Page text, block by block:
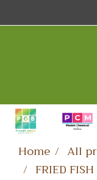
Home All
FRIED